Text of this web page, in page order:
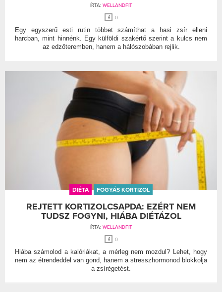
ÍRTA: WELLANDFIT
0
Egy egyszerű esti rutin többet számíthat a hasi zsír elleni
harcban, mint hinnénk. Egy külföldi szakértő szerint a kulcs nem
az edzőteremben, hanem a hálószobában rejlik.
DIÉTA FOGYÁS KORTIZOL
REJTETT KORTIZOLCSAPDA: EZÉRT NEM
TUDSZ FOGYNI, HIÁBA DIÉTÁZOL
ÍRTA: WELLANDFIT
0
Hiába számolod a kalóriákat, a mérleg nem mozdul? Lehet, hogy
nem az étrendeddel van gond, hanem a stresszhormonod blokkolja
a zsírégetést.